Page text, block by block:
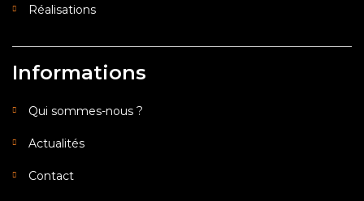
Réalisations
Informations
Qui sommes-nous ?
Actualités
Contact